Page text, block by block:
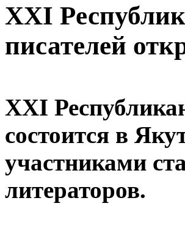
XXI
писателей
XXI
состоится в
участниками
литераторов.